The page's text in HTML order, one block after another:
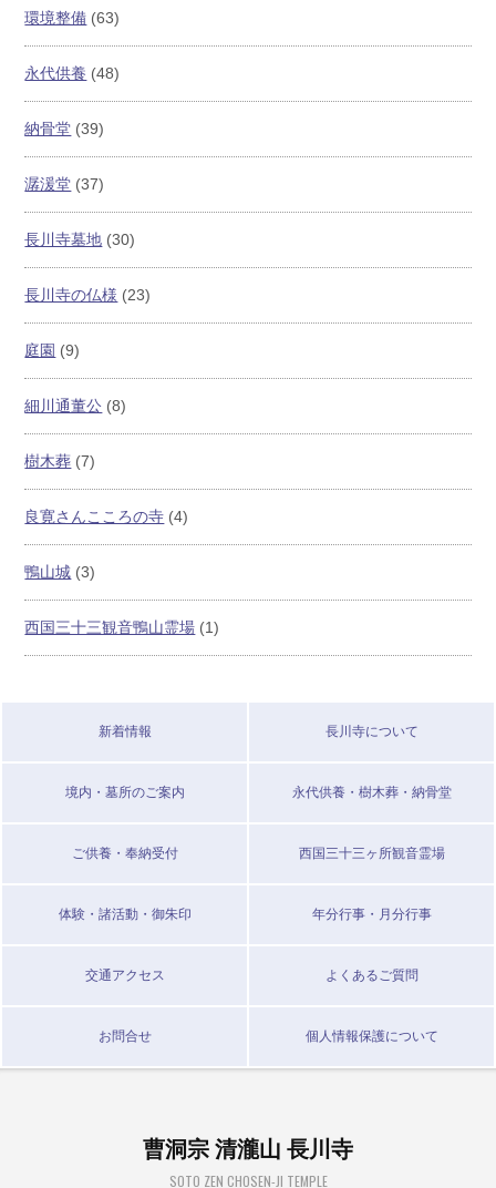
環境整備 (63)
永代供養 (48)
納骨堂 (39)
潺湲堂 (37)
長川寺墓地 (30)
長川寺の仏様 (23)
庭園 (9)
細川通董公 (8)
樹木葬 (7)
良寛さんこころの寺 (4)
鴨山城 (3)
西国三十三観音鴨山霊場 (1)
新着情報 長川寺について
境内・墓所のご案内 永代供養・樹木葬・納骨堂
ご供養・奉納受付 西国三十三ヶ所観音霊場
体験・諸活動・御朱印 年分行事・月分行事
交通アクセス よくあるご質問
お問合せ 個人情報保護について
曹洞宗 清瀧山 長川寺
SOTO ZEN CHOSEN-JI TEMPLE